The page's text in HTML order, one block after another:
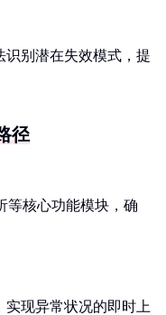
识别潜在失效模式，提
径
等核心功能模块，确
实现异常状况的即时上